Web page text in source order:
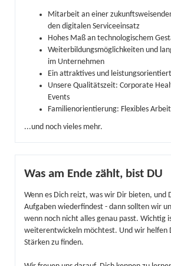
Mitarbeit an einer
den digitalen Serviceeinsatz
Hohes Maß an technologischem
Weiterbildungsmöglichkeiten und
im Unternehmen
Ein attraktives und
Unsere Qualitätszeit: Corporate
Events
Familienorientierung: Flexibles
...und noch vieles mehr.
Was am Ende zählt, bist DU
Wenn es Dich reizt, was wir Dir bieten, und
Aufgaben wiederfindest - dann sollten wir
wenn noch nicht alles genau passt. Wichtig
weiterentwickeln möchtest. Und wir helfen
Stärken zu finden.